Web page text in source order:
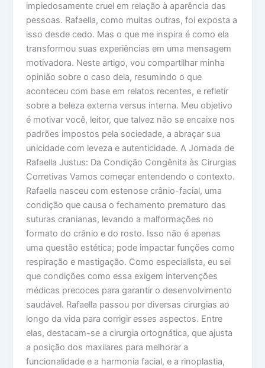
impiedosamente cruel em relação à aparência das
pessoas. Rafaella, como muitas outras, foi exposta a
isso desde cedo. Mas o que me inspira é como ela
transformou suas experiências em uma mensagem
motivadora. Neste artigo, vou compartilhar minha
opinião sobre o caso dela, resumindo o que
aconteceu com base em relatos recentes, e refletir
sobre a beleza externa versus interna. Meu objetivo
é motivar você, leitor, que talvez não se encaixe nos
padrões impostos pela sociedade, a abraçar sua
unicidade com leveza e autenticidade. A Jornada de
Rafaella Justus: Da Condição Congênita às Cirurgias
Corretivas Vamos começar entendendo o contexto.
Rafaella nasceu com estenose crânio-facial, uma
condição que causa o fechamento prematuro das
suturas cranianas, levando a malformações no
formato do crânio e do rosto. Isso não é apenas
uma questão estética; pode impactar funções como
respiração e mastigação. Como especialista, eu sei
que condições como essa exigem intervenções
médicas precoces para garantir o desenvolvimento
saudável. Rafaella passou por diversas cirurgias ao
longo da vida para corrigir esses aspectos. Entre
elas, destacam-se a cirurgia ortognática, que ajusta
a posição dos maxilares para melhorar a
funcionalidade e a harmonia facial, e a rinoplastia,